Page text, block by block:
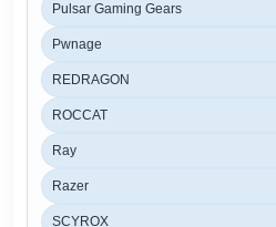
Pulsar Gaming Gears
Pwnage
REDRAGON
ROCCAT
Ray
Razer
SCYROX